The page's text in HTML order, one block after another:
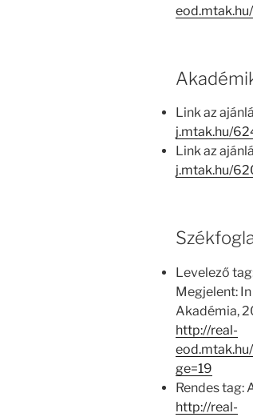
Link az
j.mtak.hu/
Link az
j.mtak.hu/
Levelező
Megjelent:
Akadémia,
http://real-
ge=19
Rendes tag:
http://real-